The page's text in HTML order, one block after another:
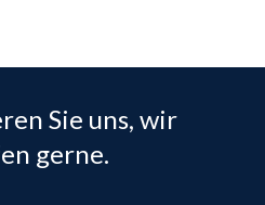
Sie uns, wir
gerne.